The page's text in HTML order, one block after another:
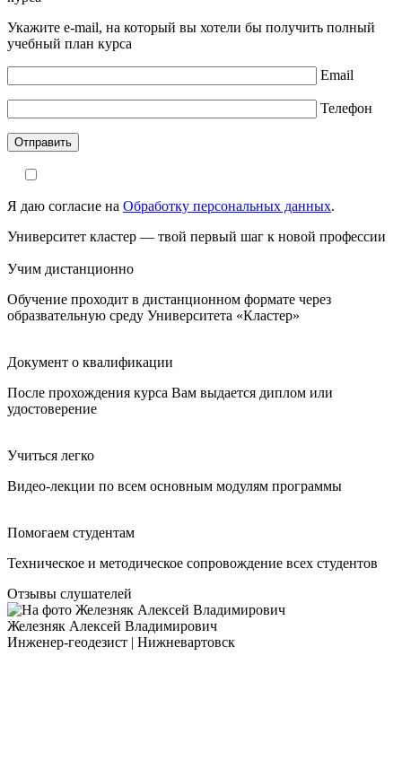
Укажите e-mail, на который вы хотели бы получить полный
учебный план курса
Email
Телефон
Я даю согласие на Обработку персональных данных.
Университет кластер — твой первый шаг к новой профессии
Учим дистанционно
Обучение проходит в дистанционном формате через
образвательную среду Университета «Кластер»
Документ о квалификации
После прохождения курса Вам выдается диплом или
удостоверение
Учиться легко
Видео-лекции по всем основным модулям программы
Помогаем студентам
Техническое и методическое сопровождение всех студентов
Отзывы слушателей
Железняк Алексей Владимирович
Инженер-геодезист | Нижневартовск